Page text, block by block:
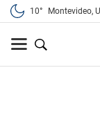
10° Montevideo,